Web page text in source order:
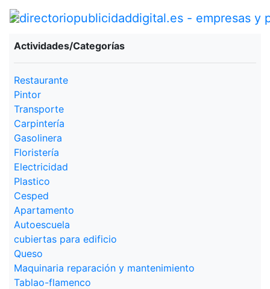
Actividades/Categorías
Restaurante
Pintor
Transporte
Carpintería
Gasolinera
Floristería
Electricidad
Plastico
Cesped
Apartamento
Autoescuela
cubiertas para edificio
Queso
Maquinaria reparación y mantenimiento
Tablao-flamenco